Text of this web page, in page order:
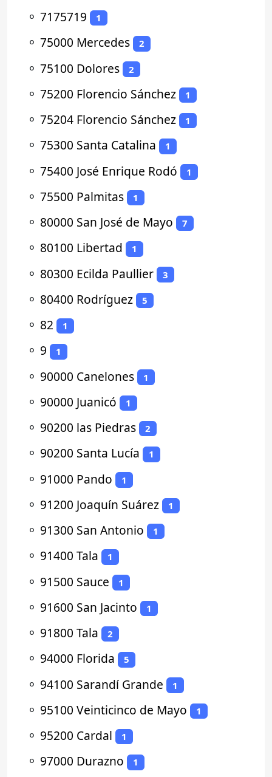
⚬ 7175719 1
⚬ 75000 Mercedes 2
⚬ 75100 Dolores 2
⚬ 75200 Florencio Sánchez 1
⚬ 75204 Florencio Sánchez 1
⚬ 75300 Santa Catalina 1
⚬ 75400 José Enrique Rodó 1
⚬ 75500 Palmitas 1
⚬ 80000 San José de Mayo 7
⚬ 80100 Libertad 1
⚬ 80300 Ecilda Paullier 3
⚬ 80400 Rodríguez 5
⚬ 82 1
⚬ 9 1
⚬ 90000 Canelones 1
⚬ 90000 Juanicó 1
⚬ 90200 las Piedras 2
⚬ 90200 Santa Lucía 1
⚬ 91000 Pando 1
⚬ 91200 Joaquín Suárez 1
⚬ 91300 San Antonio 1
⚬ 91400 Tala 1
⚬ 91500 Sauce 1
⚬ 91600 San Jacinto 1
⚬ 91800 Tala 2
⚬ 94000 Florida 5
⚬ 94100 Sarandí Grande 1
⚬ 95100 Veinticinco de Mayo 1
⚬ 95200 Cardal 1
⚬ 97000 Durazno 1